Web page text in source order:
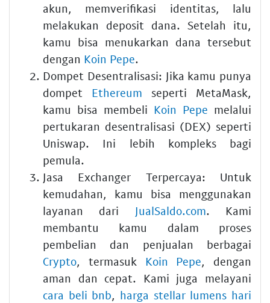
akun, memverifikasi identitas, lalu
melakukan deposit dana. Setelah itu,
kamu bisa menukarkan dana tersebut
dengan Koin Pepe.
Dompet Desentralisasi: Jika kamu punya
dompet Ethereum seperti MetaMask,
kamu bisa membeli Koin Pepe melalui
pertukaran desentralisasi (DEX) seperti
Uniswap. Ini lebih kompleks bagi
pemula.
Jasa Exchanger Terpercaya: Untuk
kemudahan, kamu bisa menggunakan
layanan dari JualSaldo.com. Kami
membantu kamu dalam proses
pembelian dan penjualan berbagai
Crypto, termasuk Koin Pepe, dengan
aman dan cepat. Kami juga melayani
cara beli bnb, harga stellar lumens hari